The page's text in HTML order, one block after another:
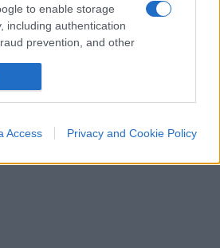
to enable storage
including authentication
prevention, and other
Access Privacy and Cookie Policy
12.9k
sul "patto" per le restrizioni
Conte, parla per te